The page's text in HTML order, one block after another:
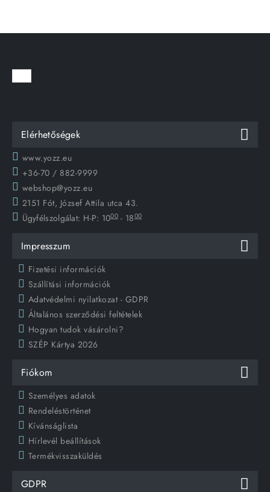
Elérhetőségek
www.yozz.eu
+36-70 / 882-9999
webshop@yozz.eu
2151 Fót, József Attila utca 43.
Ügyfélszolgálat: H-P: 1000 - 1800
Impresszum
Fizetési információk
Szállítási információk
Adatvédelmi nyilatkozat - GDPR
Általános szerződési feltételek
Hogyan tudok vásárolni?
SZÉP Kártya 2026
Fiókom
Személyes adatok
Rendeléstörténet
Kívánságlista
Hírlevél beállítások
Termékvisszaküldés
GDPR